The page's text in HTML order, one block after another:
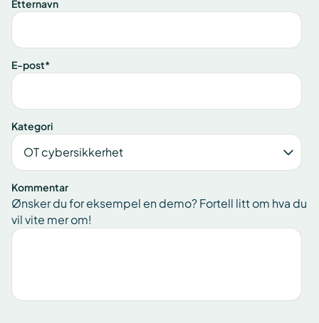
Etternavn
E-post*
Kategori
Kommentar
Ønsker du for eksempel en demo? Fortell litt om hva du
vil vite mer om!